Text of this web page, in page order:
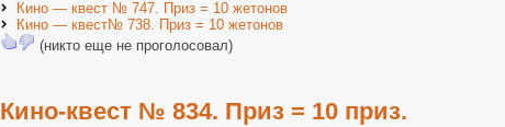
Кино — квест № 747. Приз = 10 жетонов
Кино — квест№ 738. Приз = 10 жетонов
(никто еще не проголосовал)
Кино-квест № 834. Приз = 10 приз.